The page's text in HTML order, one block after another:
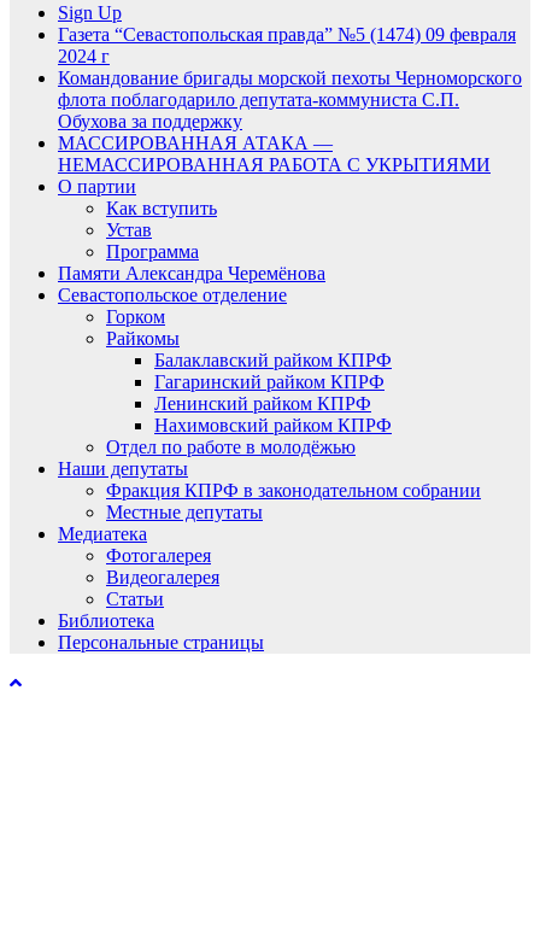
Sign Up
Газета “Севастопольская правда” №5 (1474) 09 февраля
2024 г
Командование бригады морской пехоты Черноморского
флота поблагодарило депутата-коммуниста С.П.
Обухова за поддержку
МАССИРОВАННАЯ АТАКА —
НЕМАССИРОВАННАЯ РАБОТА С УКРЫТИЯМИ
О партии
Как вступить
Устав
Программа
Памяти Александра Черемёнова
Севастопольское отделение
Горком
Райкомы
Балаклавский райком КПРФ
Гагаринский райком КПРФ
Ленинский райком КПРФ
Нахимовский райком КПРФ
Отдел по работе в молодёжью
Наши депутаты
Фракция КПРФ в законодательном собрании
Местные депутаты
Медиатека
Фотогалерея
Видеогалерея
Статьи
Библиотека
Персональные страницы